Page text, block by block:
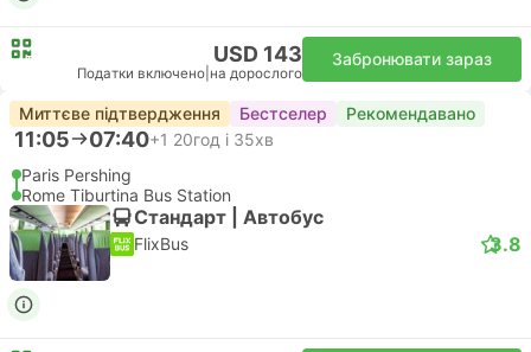
USD 143
Податки включено на дорослого
Забронювати зараз
Миттєве підтвердження Бестселер Рекомендавано
11:05 07:40+1 20год і 35хв
Paris Pershing
Rome Tiburtina Bus Station
Стандарт | Автобус
FlixBus 3.8